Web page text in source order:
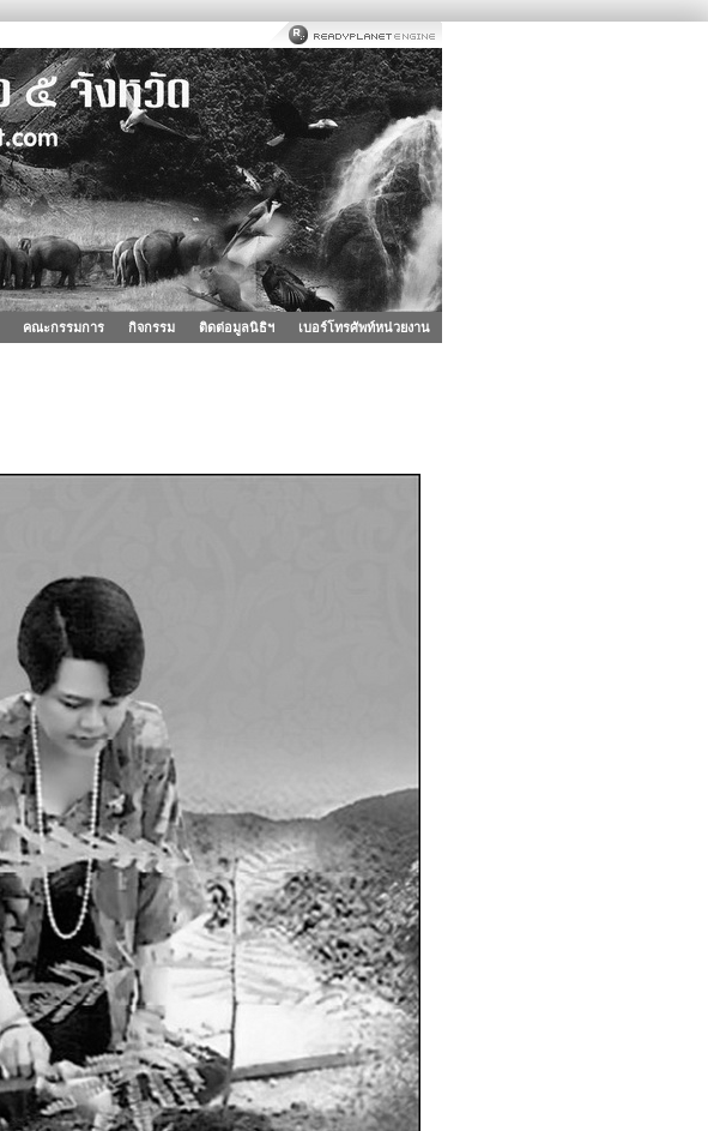
คณะกรรมการ กิจกรรม ติดต่อมูลนิธิฯ เบอร์โทรศัพท์หน่วยงาน